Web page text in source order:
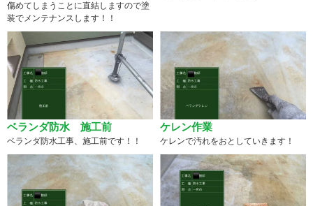
傷めてしまうことに直結しますので塗
装でメンテナンスします！！
ベランダ防水 施工前
ベランダ防水工事、施工前です！！
ケレン作業
ケレンで汚れをおとしていきます！